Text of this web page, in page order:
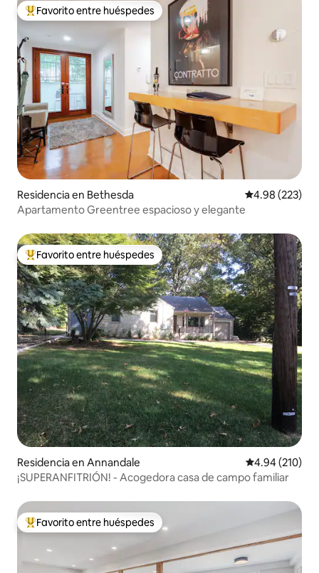
De los mejores en Favorito entre huéspedes
Favorito entre huéspedes
Residencia en Bethesda Calificación
4.98 (223)
Apartamento Greentree espacioso y elegante
De los mejores en Favorito entre huéspedes
Favorito entre huéspedes
Residencia en Annandale Calificación
4.94 (210)
¡SUPERANFITRIÓN! - Acogedora casa de campo familiar
De los mejores en Favorito entre huéspedes
Favorito entre huéspedes